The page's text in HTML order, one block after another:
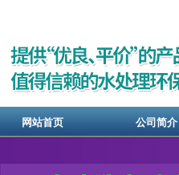
网站首页 公司简介